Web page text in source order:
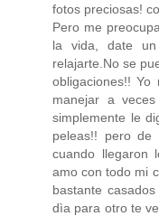
fotos preciosas!
Pero me
la vida, date
relajarte.No se
obligaciones!!
manejar a
simplemente le
peleas!! pero
cuando llegaron
amo con todo mi
bastante
dìa para otro te